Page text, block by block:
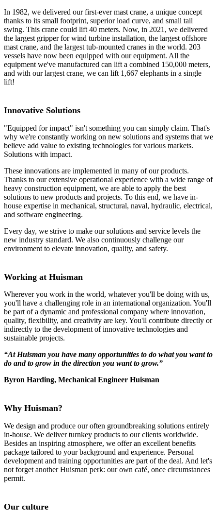
In 1982, we delivered our first-ever mast crane, a unique concept
thanks to its small footprint, superior load curve, and small tail
swing. This crane could lift 40 meters. Now, in 2021, we delivered
the largest gripper for wind turbine installation, the largest offshore
mast crane, and the largest tub-mounted cranes in the world. 203
vessels have now been equipped with our equipment. All the
equipment we've manufactured can lift a combined 150,000 meters,
and with our largest crane, we can lift 1,667 elephants in a single
lift!
Innovative Solutions
"Equipped for impact" isn't something you can simply claim. That's
why we're constantly working on new solutions and systems that we
believe add value to existing technologies for various markets.
Solutions with impact.
These innovations are implemented in many of our products.
Thanks to our extensive operational experience with a wide range of
heavy construction equipment, we are able to apply the best
solutions to new products and projects. To this end, we have in-
house expertise in mechanical, structural, naval, hydraulic, electrical,
and software engineering.
Every day, we strive to make our solutions and service levels the
new industry standard. We also continuously challenge our
environment to elevate innovation, quality, and safety.
Working at Huisman
Wherever you work in the world, whatever you'll be doing with us,
you'll have a challenging role in an international organization. You'll
be part of a dynamic and professional company where innovation,
quality, flexibility, and creativity are key. You'll contribute directly or
indirectly to the development of innovative technologies and
sustainable projects.
“At Huisman you have many opportunities to do what you want to
do and to grow in the direction you want to grow.”
Byron Harding, Mechanical Engineer Huisman
Why Huisman?
We design and produce our often groundbreaking solutions entirely
in-house. We deliver turnkey products to our clients worldwide.
Besides an inspiring atmosphere, we offer an excellent benefits
package tailored to your background and experience. Personal
development and training opportunities are part of the deal. And let's
not forget another Huisman perk: our own café, once circumstances
permit.
Our culture